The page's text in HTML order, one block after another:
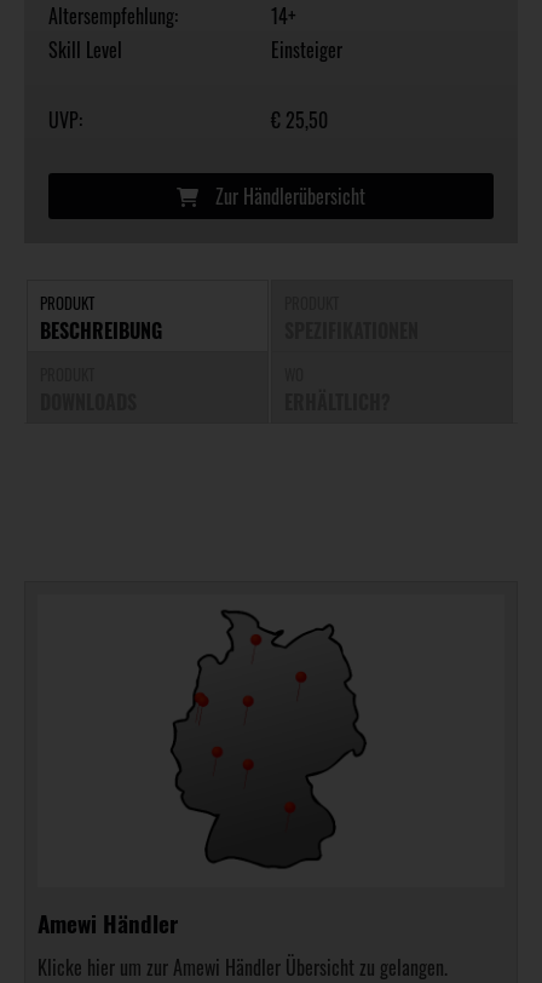
Altersempfehlung:
14+
Skill Level
Einsteiger
UVP: € 25,50
Zur Händlerübersicht
PRODUKT
BESCHREIBUNG
Amewi Händler
Klicke hier um zur Amewi Händler Übersicht zu gelangen.